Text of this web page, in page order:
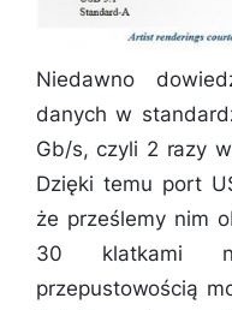
Niedawno
danych w
Gb/s, czyli 2 razy
Dzięki temu port
że prześlemy nim
30 klatkami
przepustowością